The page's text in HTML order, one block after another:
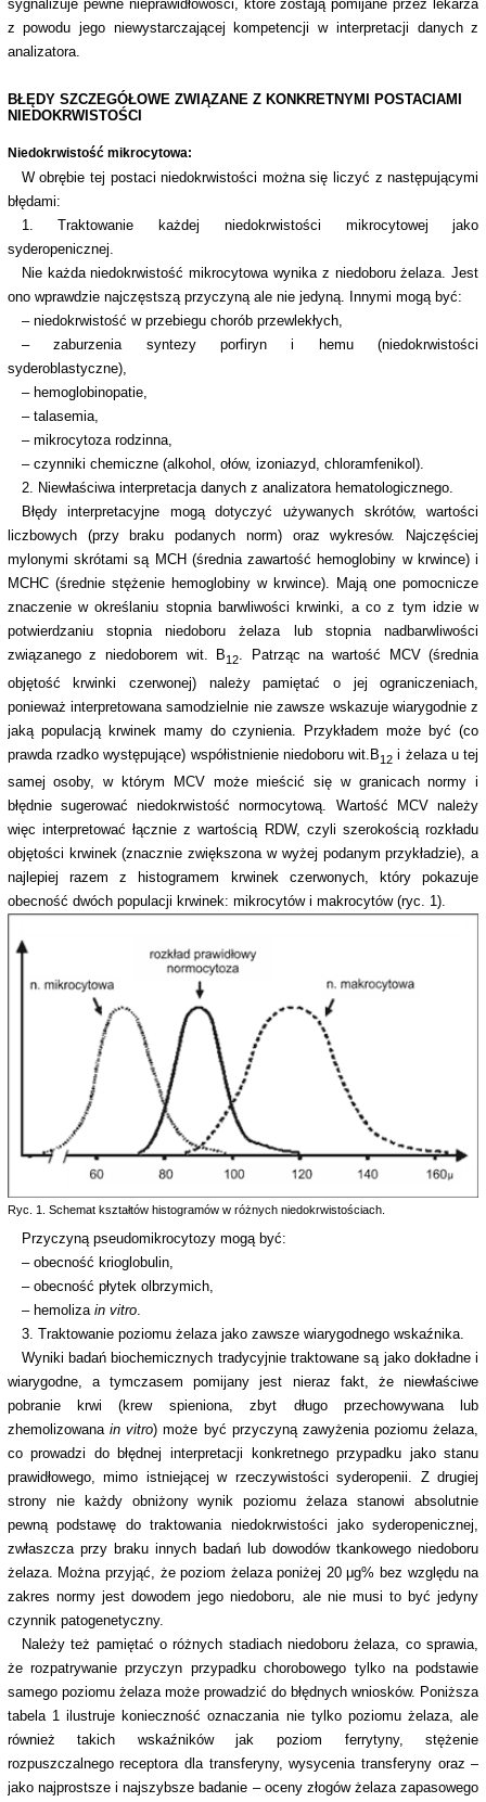
sygnalizuje pewne nieprawidłowości, które zostają pomijane przez lekarza
z powodu jego niewystarczającej kompetencji w interpretacji danych z
analizatora.
BŁĘDY SZCZEGÓŁOWE ZWIĄZANE Z KONKRETNYMI POSTACIAMI
NIEDOKRWISTOŚCI
Niedokrwistość mikrocytowa:
W obrębie tej postaci niedokrwistości można się liczyć z następującymi
błędami:
1. Traktowanie każdej niedokrwistości mikrocytowej jako
syderopenicznej.
Nie każda niedokrwistość mikrocytowa wynika z niedoboru żelaza. Jest
ono wprawdzie najczęstszą przyczyną ale nie jedyną. Innymi mogą być:
– niedokrwistość w przebiegu chorób przewlekłych,
– zaburzenia syntezy porfiryn i hemu (niedokrwistości
syderoblastyczne),
– hemoglobinopatie,
– talasemia,
– mikrocytoza rodzinna,
– czynniki chemiczne (alkohol, ołów, izoniazyd, chloramfenikol).
2. Niewłaściwa interpretacja danych z analizatora hematologicznego.
Błędy interpretacyjne mogą dotyczyć używanych skrótów, wartości
liczbowych (przy braku podanych norm) oraz wykresów. Najczęściej
mylonymi skrótami są MCH (średnia zawartość hemoglobiny w krwince) i
MCHC (średnie stężenie hemoglobiny w krwince). Mają one pomocnicze
znaczenie w określaniu stopnia barwliwości krwinki, a co z tym idzie w
potwierdzaniu stopnia niedoboru żelaza lub stopnia nadbarwliwości
związanego z niedoborem wit. B12. Patrząc na wartość MCV (średnia
objętość krwinki czerwonej) należy pamiętać o jej ograniczeniach,
ponieważ interpretowana samodzielnie nie zawsze wskazuje wiarygodnie z
jaką populacją krwinek mamy do czynienia. Przykładem może być (co
prawda rzadko występujące) współistnienie niedoboru wit.B12 i żelaza u tej
samej osoby, w którym MCV może mieścić się w granicach normy i
błędnie sugerować niedokrwistość normocytową. Wartość MCV należy
więc interpretować łącznie z wartością RDW, czyli szerokością rozkładu
objętości krwinek (znacznie zwiększona w wyżej podanym przykładzie), a
najlepiej razem z histogramem krwinek czerwonych, który pokazuje
obecność dwóch populacji krwinek: mikrocytów i makrocytów (ryc. 1).
Ryc. 1. Schemat kształtów histogramów w różnych niedokrwistościach.
Przyczyną pseudomikrocytozy mogą być:
– obecność krioglobulin,
– obecność płytek olbrzymich,
– hemoliza in vitro.
3. Traktowanie poziomu żelaza jako zawsze wiarygodnego wskaźnika.
Wyniki badań biochemicznych tradycyjnie traktowane są jako dokładne i
wiarygodne, a tymczasem pomijany jest nieraz fakt, że niewłaściwe
pobranie krwi (krew spieniona, zbyt długo przechowywana lub
zhemolizowana in vitro) może być przyczyną zawyżenia poziomu żelaza,
co prowadzi do błędnej interpretacji konkretnego przypadku jako stanu
prawidłowego, mimo istniejącej w rzeczywistości syderopenii. Z drugiej
strony nie każdy obniżony wynik poziomu żelaza stanowi absolutnie
pewną podstawę do traktowania niedokrwistości jako syderopenicznej,
zwłaszcza przy braku innych badań lub dowodów tkankowego niedoboru
żelaza. Można przyjąć, że poziom żelaza poniżej 20 μg% bez względu na
zakres normy jest dowodem jego niedoboru, ale nie musi to być jedyny
czynnik patogenetyczny.
Należy też pamiętać o różnych stadiach niedoboru żelaza, co sprawia,
że rozpatrywanie przyczyn przypadku chorobowego tylko na podstawie
samego poziomu żelaza może prowadzić do błędnych wniosków. Poniższa
tabela 1 ilustruje konieczność oznaczania nie tylko poziomu żelaza, ale
również takich wskaźników jak poziom ferrytyny, stężenie
rozpuszczalnego receptora dla transferyny, wysycenia transferyny oraz –
jako najprostsze i najszybsze badanie – oceny złogów żelaza zapasowego